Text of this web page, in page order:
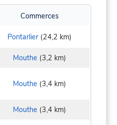
Commerces
Pontarlier(24,2 km)
Mouthe (3,2 km)
Mouthe (3,4 km)
Mouthe (3,4 km)